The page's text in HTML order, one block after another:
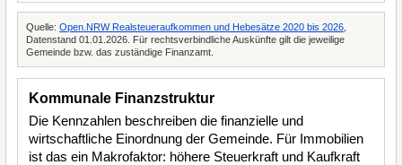
Quelle: Open.NRW Realsteueraufkommen und Hebesätze 2020 bis 2026
Datenstand 01.01.2026. Für rechtsverbindliche Auskünfte gilt die jeweilige
Gemeinde bzw. das zuständige Finanzamt.
Kommunale Finanzstruktur
Die Kennzahlen beschreiben die finanzielle und
wirtschaftliche Einordnung der Gemeinde. Für Immobilien
ist das ein Makrofaktor: höhere Steuerkraft und Kaufkraft